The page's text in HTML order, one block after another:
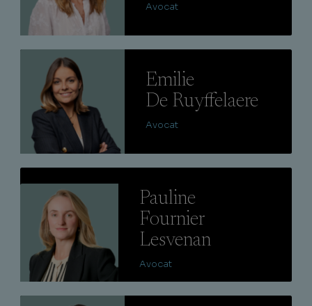
Avocat
Emilie
De Ruyffelaere
Avocat
Pauline
Fournier
Lesvenan
Avocat